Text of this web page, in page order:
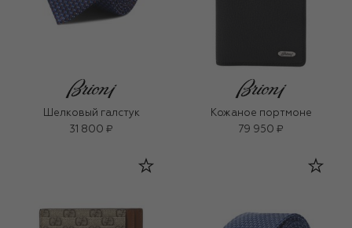
Шелковый галстук
31 800 ₽
Кожаное портмоне
79 950 ₽